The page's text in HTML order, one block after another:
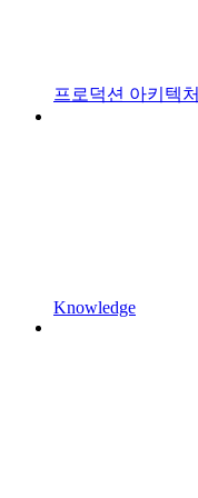
프로덕션 아키텍처
Knowledge